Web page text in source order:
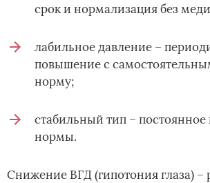
срок и нормализация без
лабильное давление –
повышение с
норму;
стабильный тип –
нормы.
Снижение ВГД (гипотония глаза) –